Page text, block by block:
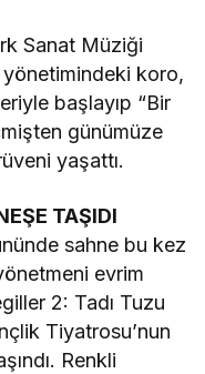
Sanat Müziği
koro,
başlayıp “Bir
günümüze
yaşattı.
TAŞIDI
sahne bu kez
evrim
2: Tadı Tuzu
Tiyatrosu’nun
Renkli